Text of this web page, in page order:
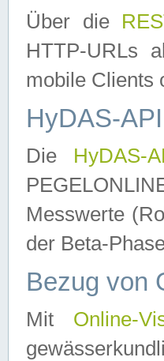
Über die
HTTP-URLs
mobile Clients
HyDAS-API
Die HyDAS-
Messwerte
der Beta-
Bezug von
Mit Online-